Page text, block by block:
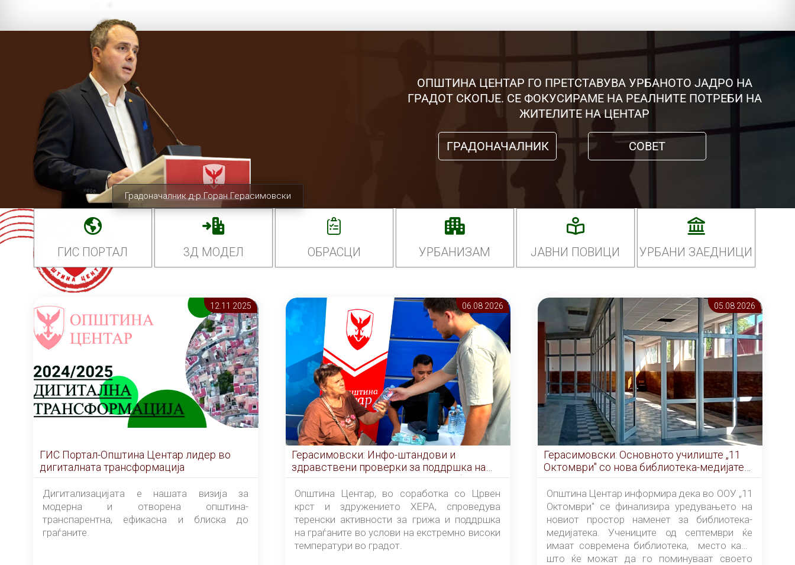
Градоначалник д-р Горан Герасимовски
ОПШТИНА ЦЕНТАР ГО ПРЕТСТАВУВА УРБАНОТО ЈАДРО НА
ГРАДОТ СКОПЈЕ. СЕ ФОКУСИРАМЕ НА РЕАЛНИТЕ ПОТРЕБИ НА
ЖИТЕЛИТЕ НА ЦЕНТАР
ГРАДОНАЧАЛНИК СОВЕТ
ГИС ПОРТАЛ 3Д МОДЕЛ ОБРАСЦИ УРБАНИЗАМ ЈАВНИ ПОВИЦИ УРБАНИ ЗАЕДНИЦИ
12.11 2025
ГИС Портал-Општина Центар лидер во
дигиталната трансформација
Дигитализацијата е нашата визија за
модерна и отворена општина-
транспарентна, ефикасна и блиска до
граѓаните.
06.08 2026
Герасимовски: Инфо-штандови и
здравствени проверки за поддршка на
граѓаните во услови на топлотен бран
Општина Центар, во соработка со Црвен
крст и здружението ХЕРА, спроведува
теренски активности за грижа и поддршка
на граѓаните во услови на екстремно високи
температури во градот.
05.08 2026
Герасимовски: Основното училиште „11
Октомври" со нова библиотека-медијатека
од септември
Општина Центар информира дека во ООУ „11
Октомври" се финализира уредувањето на
новиот простор наменет за библиотека-
медијатека. Учениците од септември ќе
имаат современа библиотека, место каде
што ќе можат да го поминуваат своето